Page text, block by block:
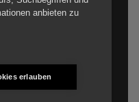
anbieten zu
erlauben